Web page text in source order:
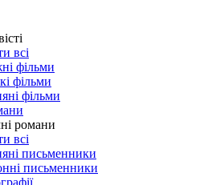
всі
фільми
фільми
фільми
романи
всі
письменники
письменники